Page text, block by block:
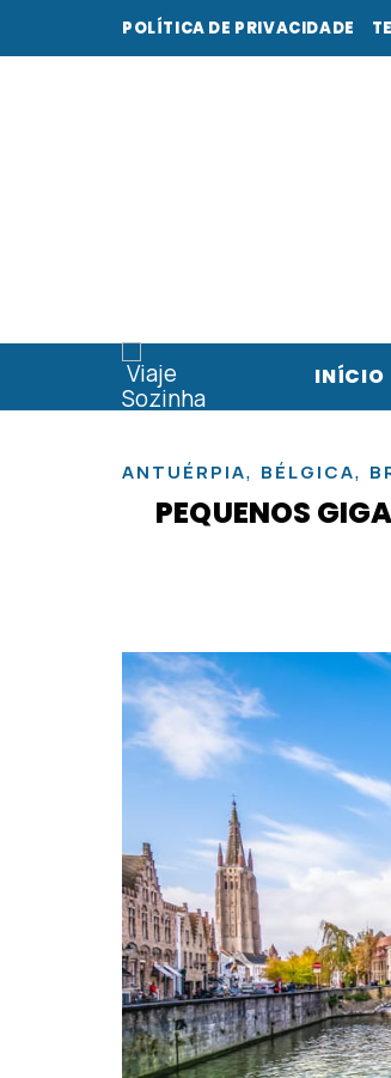
POLÍTICA DE PRIVACIDADE
INÍCIO
ANTUÉRPIA, BÉLGICA,
PEQUENOS